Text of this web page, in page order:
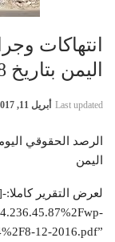
انتهاكات
اليمن بتاريخ 8-12-2016م
Last updated أبريل 11, 2017
الرصد الحقوقي
اليمن
12-2016.pdf”